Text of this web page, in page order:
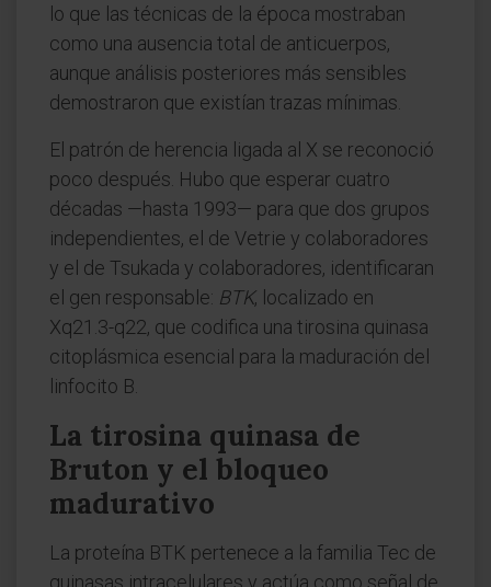
lo que las técnicas de la época mostraban
como una ausencia total de anticuerpos,
aunque análisis posteriores más sensibles
demostraron que existían trazas mínimas.
El patrón de herencia ligada al X se reconoció
poco después. Hubo que esperar cuatro
décadas —hasta 1993— para que dos grupos
independientes, el de Vetrie y colaboradores
y el de Tsukada y colaboradores, identificaran
el gen responsable: BTK, localizado en
Xq21.3-q22, que codifica una tirosina quinasa
citoplásmica esencial para la maduración del
linfocito B.
La tirosina quinasa de
Bruton y el bloqueo
madurativo
La proteína BTK pertenece a la familia Tec de
quinasas intracelulares y actúa como señal de